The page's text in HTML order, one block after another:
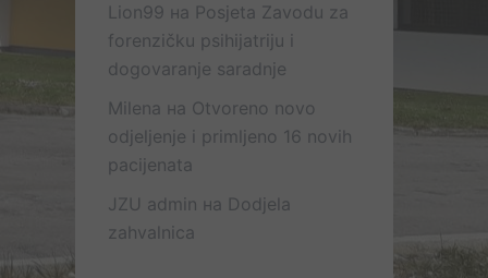
Lion99 на Posjeta Zavodu za
forenzičku psihijatriju i
dogovaranje saradnje
Milena на Otvoreno novo
odjeljenje i primljeno 16 novih
pacijenata
JZU admin на Dodjela
zahvalnica